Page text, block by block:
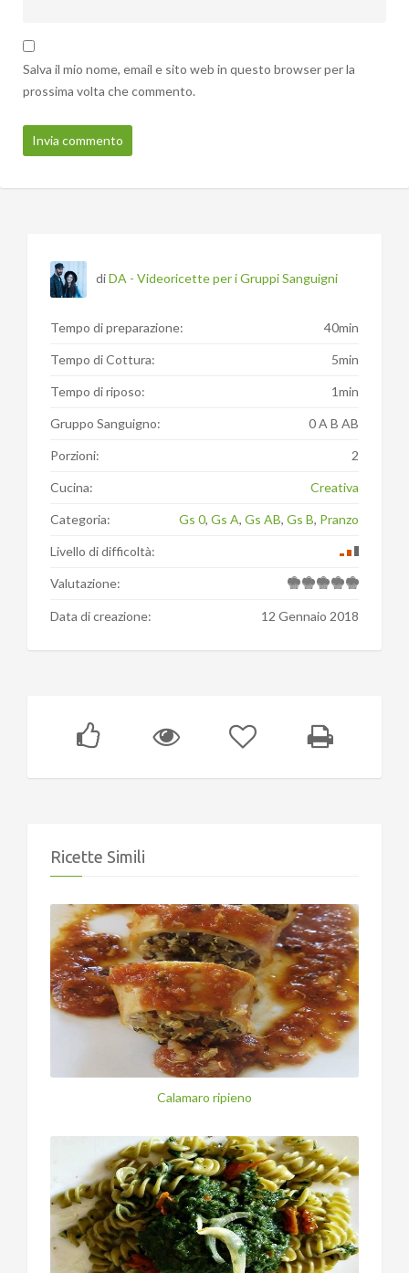
Salva il mio nome, email e sito web in questo browser per la
prossima volta che commento.
diDA - Videoricette per i Gruppi Sanguigni
Tempo di preparazione: 40min
Tempo di Cottura: 5min
Tempo di riposo: 1min
Gruppo Sanguigno: 0 A B AB
Porzioni: 2
Cucina: Creativa
Categoria: Gs 0, Gs A, Gs AB, Gs B, Pranzo
Livello di difficoltà:
Valutazione:
Data di creazione: 12 Gennaio 2018
Ricette Simili
Calamaro ripieno